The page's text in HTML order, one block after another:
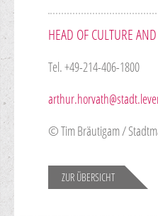
HEAD OF CULTURE
Tel. +49-214-406-1800
© Tim Bräutigam /
ZUR ÜBERSICHT